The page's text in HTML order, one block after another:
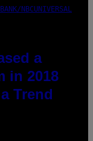
NBCUNIVERSAL
a
in 2018
Trend